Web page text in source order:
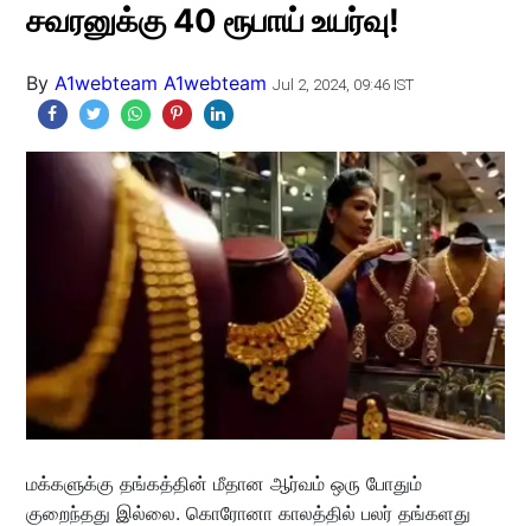
சவரனுக்கு 40 ரூபாய் உயர்வு!
By A1webteam A1webteam Jul 2, 2024, 09:46 IST
மக்களுக்கு தங்கத்தின் மீதான ஆர்வம் ஒரு போதும்
குறைந்தது இல்லை. கொரோனா காலத்தில் பலர் தங்களது